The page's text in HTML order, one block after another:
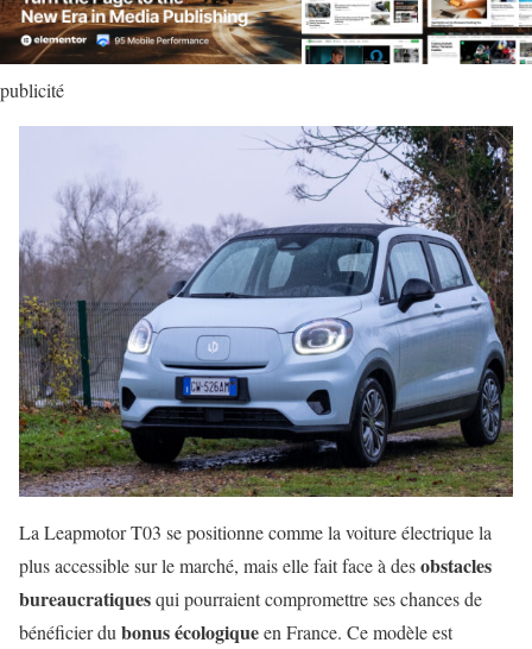
publicité
La Leapmotor T03 se positionne comme la voiture électrique la
plus accessible sur le marché, mais elle fait face à desobstacles
bureaucratiquesqui pourraient compromettre ses chances de
bénéficier dubonus écologiqueen France. Ce modèle est